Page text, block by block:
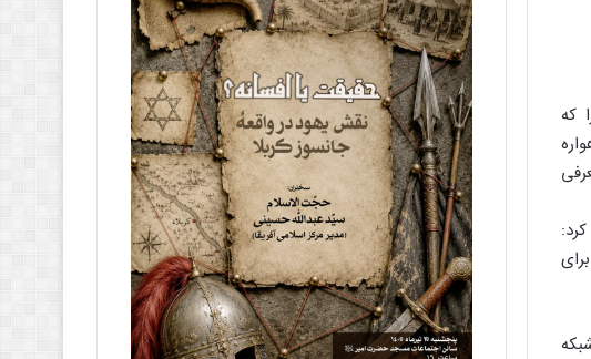
را که